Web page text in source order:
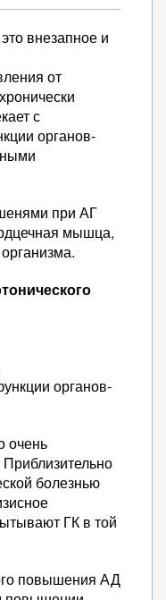
внезапное и
от
с
органов-
при АГ
мышца,
органов-
очень
болезнью
ГК в той
повышения АД